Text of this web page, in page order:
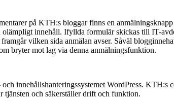
på KTH:s bloggar finns en
olämpligt innehåll. Ifyllda formulär skickas till IT-
vilken sida anmälan avser. Såväl
bryter mot lag via denna anmälningsfunktion.
innehållshanteringssystemet WordPress. KTH:s
och säkerställer drift och funktion.